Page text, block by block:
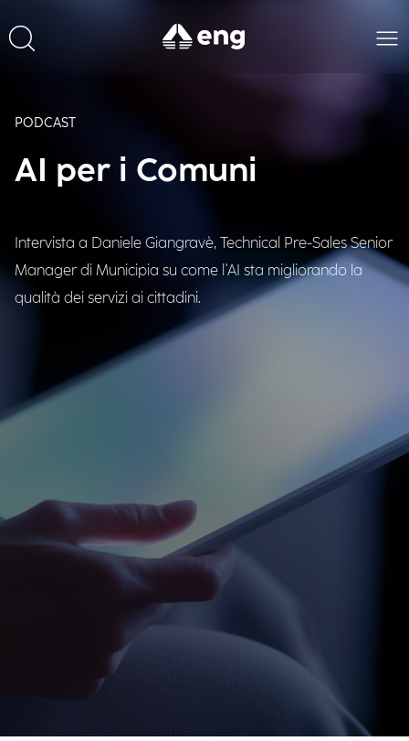
PODCAST
AI per i Comuni
Intervista a Daniele Giangravè, Technical Pre-Sales Senior
Manager di Municipia su come l'AI sta migliorando la
qualità dei servizi ai cittadini.